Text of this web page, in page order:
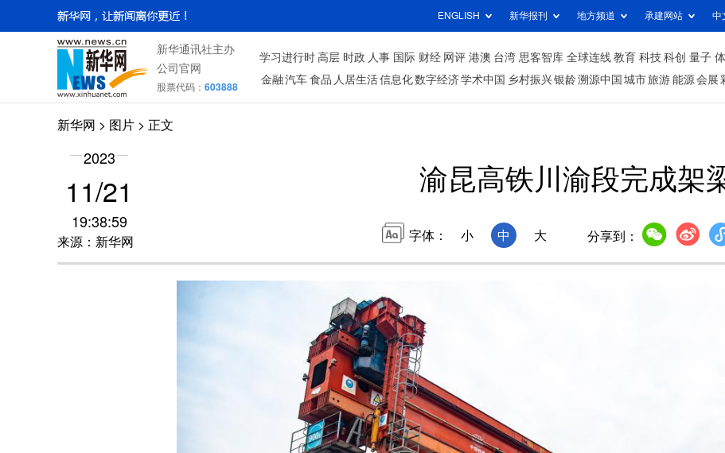
ENGLISH 新华报刊 地方频道 承建网站 中
新华通讯社主办
公司官网
股票代码： 603888
学习进行时 高层 时政 人事 国际 财经 网评 港澳 台湾 思客智库 全球连线 教育 科技 科创 量子
金融 汽车 食品 人居生活信息化数字经济学术中国 乡村振兴银龄溯源中国 城市旅游 能源 会展
新华网 > 图片 > 正文
2023
11/21
19:38:59
来源：新华网
渝昆高铁川渝段完成架
字体： 小 中 大 分享到：